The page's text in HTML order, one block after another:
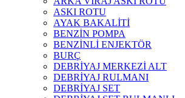
ASKI ROTU
AYAK BAKALİTİ
BENZİN POMPA
BENZİNLİ ENJEKTÖR
BURÇ
DEBRİYAJ MERKEZİ ALT
DEBRİYAJ RULMANI
DEBRİYAJ SET